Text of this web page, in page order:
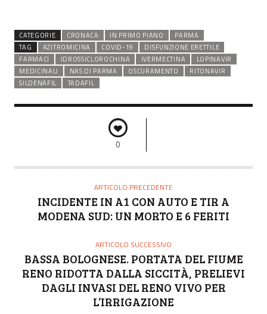
CATEGORIE CRONACA IN PRIMO PIANO
PARMA
TAG
AZITROMICINA COVID-19
DISFUNZIONE ERETTILE
FARMACI
IDROSSICLOROCHINA IVERMECTINA
LOPINAVIR
MEDICINALI
NAS DI PARMA OSCURAMENTO
RITONAVIR
SILDENAFIL
TADAFIL
0
ARTICOLO PRECEDENTE
INCIDENTE IN A1 CON AUTO E TIR A
MODENA SUD: UN MORTO E 6 FERITI
ARTICOLO SUCCESSIVO
BASSA BOLOGNESE. PORTATA DEL FIUME
RENO RIDOTTA DALLA SICCITÀ, PRELIEVI
DAGLI INVASI DEL RENO VIVO PER
L’IRRIGAZIONE